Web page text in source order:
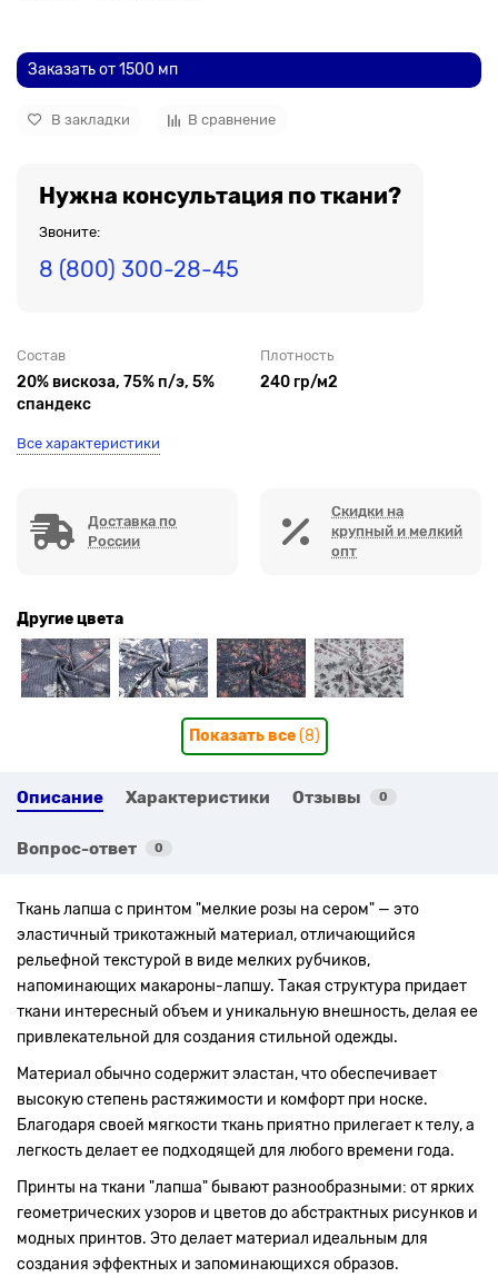
Заказать от 1500 мп
В закладки В сравнение
Нужна консультация по ткани?
Звоните:
8 (800) 300-28-45
Состав
20% вискоза, 75% п/э, 5%
спандекс
Плотность
240 гр/м2
Все характеристики
Доставка по
России
Скидки на
крупный и мелкий
опт
Другие цвета
Показать все(8)
Описание Характеристики Отзывы 0
Вопрос-ответ 0
Ткань лапша с принтом "мелкие розы на сером" — это
эластичный трикотажный материал, отличающийся
рельефной текстурой в виде мелких рубчиков,
напоминающих макароны-лапшу. Такая структура придает
ткани интересный объем и уникальную внешность, делая ее
привлекательной для создания стильной одежды.
Материал обычно содержит эластан, что обеспечивает
высокую степень растяжимости и комфорт при носке.
Благодаря своей мягкости ткань приятно прилегает к телу, а
легкость делает ее подходящей для любого времени года.
Принты на ткани "лапша" бывают разнообразными: от ярких
геометрических узоров и цветов до абстрактных рисунков и
модных принтов. Это делает материал идеальным для
создания эффектных и запоминающихся образов.